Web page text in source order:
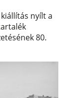
nyílt a
80.